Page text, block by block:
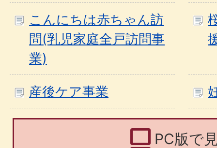
こんにちは赤ちゃん訪
問(乳児家庭全戸訪問事
業)
産後ケア事業
PC版で